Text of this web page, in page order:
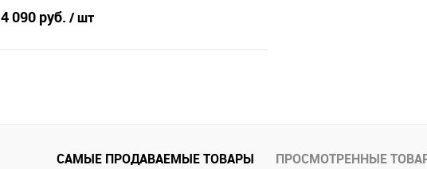
4 090 руб. / шт
Купить в 1 клик
Сравнение
В избранное
Под заказ
САМЫЕ ПРОДАВАЕМЫЕ ТОВАРЫ ПРОСМОТРЕННЫЕ